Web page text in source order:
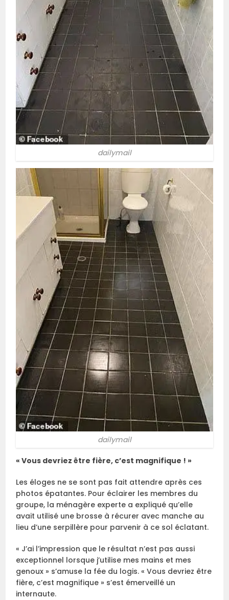
dailymail
dailymail
« Vous devriez être fière, c’est magnifique ! »
Les éloges ne se sont pas fait attendre après ces
photos épatantes. Pour éclairer les membres du
groupe, la ménagère experte a expliqué qu’elle
avait utilisé une brosse à récurer avec manche au
lieu d’une serpillère pour parvenir à ce sol éclatant.
« J’ai l’impression que le résultat n’est pas aussi
exceptionnel lorsque j’utilise mes mains et mes
genoux » s’amuse la fée du logis. « Vous devriez être
fière, c’est magnifique » s’est émerveillé un
internaute.